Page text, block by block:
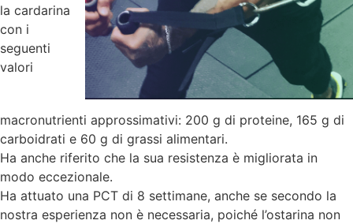
la cardarina
con i
seguenti
valori
macronutrienti approssimativi: 200 g di proteine, 165 g di
carboidrati e 60 g di grassi alimentari.
Ha anche riferito che la sua resistenza è migliorata in
modo eccezionale.
Ha attuato una PCT di 8 settimane, anche se secondo la
nostra esperienza non è necessaria, poiché l’ostarina non